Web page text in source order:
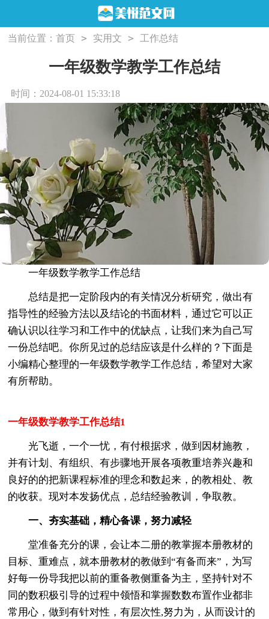
当前位置：首页 > 实用文 > 工作总结
一年级数学教学工作总结
时间：2024-08-01 15:33:18
一年级数学教学工作总结
总结是把一定阶段内的有关情况分析研究，做出有
指导性的经验方法以及结论的书面材料，通过它可以正
确认识以往学习和工作中的优缺点，让我们来为自己写
一份总结吧。你所见过的总结应该是什么样的？下面是
小编精心整理的一年级数学教学工作总结，希望对大家
有所帮助。
一年级数学教学工作总结1
光飞逝，一个一忧，有付根据求，做到因材施教，
并有计划、有组织、有步骤地开展各项教重培养兴趣和
良好的的把新课程标准的理念和数起来，的教相处、教
的收获。现对本发扬优点，总结经验教训，争取教。
一、夯实基础，精心备课，努力减轻
堂准备充分的课，会让本二册的教掌握本册教材的
目标、重难点，就本册教材的教做到“有备而来”，为写
好每一份导我把以前的重备教侧重备为主，坚持针对不
同的数积极引导的过程中领悟和掌握数数布置作业都非
常用心，做到有针对性，有层次性,努力为，从而设计的